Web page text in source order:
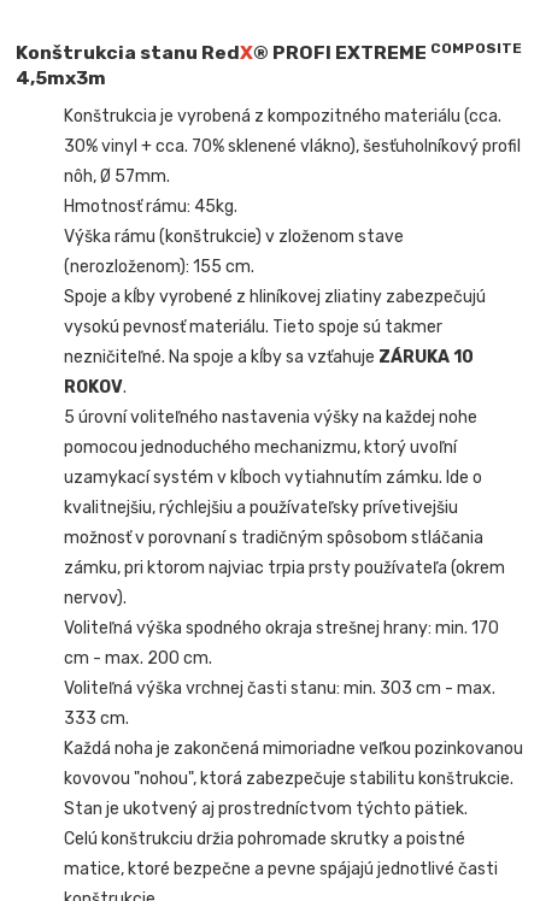
Konštrukcia stanu RedX® PROFI EXTREME COMPOSITE
4,5mx3m
Konštrukcia je vyrobená z kompozitného materiálu (cca.
30% vinyl + cca. 70% sklenené vlákno), šesťuholníkový profil
nôh, Ø 57mm.
Hmotnosť rámu: 45kg.
Výška rámu (konštrukcie) v zloženom stave
(nerozloženom): 155 cm.
Spoje a kĺby vyrobené z hliníkovej zliatiny zabezpečujú
vysokú pevnosť materiálu. Tieto spoje sú takmer
nezničiteľné. Na spoje a kĺby sa vzťahuje ZÁRUKA 10
ROKOV.
5 úrovní voliteľného nastavenia výšky na každej nohe
pomocou jednoduchého mechanizmu, ktorý uvoľní
uzamykací systém v kĺboch vytiahnutím zámku. Ide o
kvalitnejšiu, rýchlejšiu a používateľsky prívetivejšiu
možnosť v porovnaní s tradičným spôsobom stláčania
zámku, pri ktorom najviac trpia prsty používateľa (okrem
nervov).
Voliteľná výška spodného okraja strešnej hrany: min. 170
cm - max. 200 cm.
Voliteľná výška vrchnej časti stanu: min. 303 cm - max.
333 cm.
Každá noha je zakončená mimoriadne veľkou pozinkovanou
kovovou "nohou", ktorá zabezpečuje stabilitu konštrukcie.
Stan je ukotvený aj prostredníctvom týchto pätiek.
Celú konštrukciu držia pohromade skrutky a poistné
matice, ktoré bezpečne a pevne spájajú jednotlivé časti